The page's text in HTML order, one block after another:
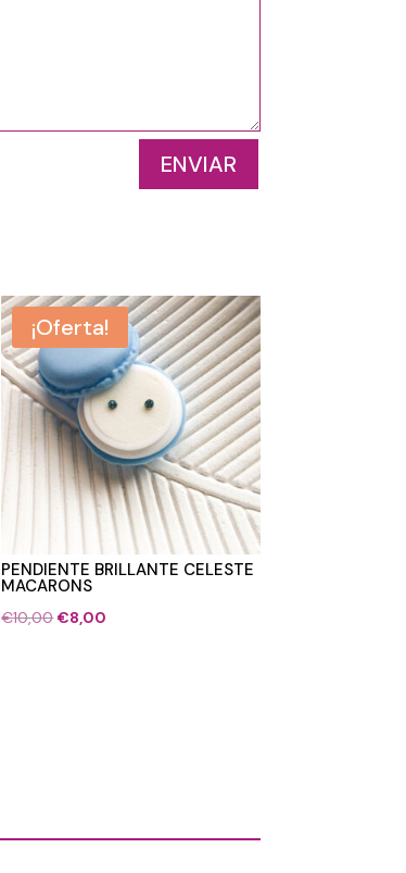
ENVIAR
¡Oferta!
PENDIENTE BRILLANTE CELESTE
MACARONS
€10,00 El
€8,00